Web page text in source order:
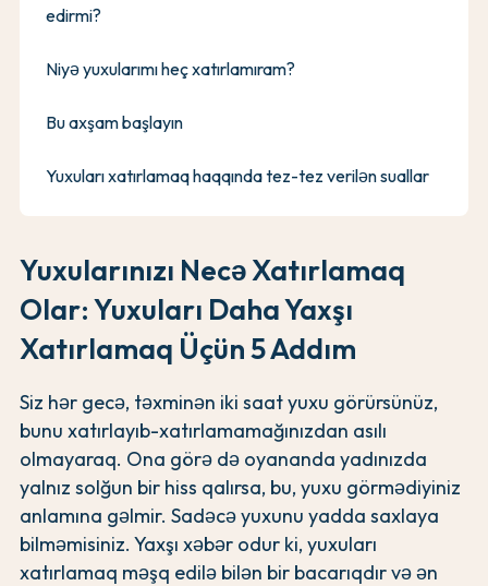
Yuxularınızı Necə Xatırlamaq
Olar: Yuxuları Daha Yaxşı
Xatırlamaq Üçün 5 Addım
Siz hər gecə, təxminən iki saat yuxu görürsünüz,
bunu xatırlayıb-xatırlamamağınızdan asılı
olmayaraq. Ona görə də oyananda yadınızda
yalnız solğun bir hiss qalırsa, bu, yuxu görmədiyiniz
anlamına gəlmir. Sadəcə yuxunu yadda saxlaya
bilməmisiniz. Yaxşı xəbər odur ki, yuxuları
xatırlamaq məşq edilə bilən bir bacarıqdır və ən
edirmi?
Niyə yuxularımı heç xatırlamıram?
Bu axşam başlayın
Yuxuları xatırlamaq haqqında tez-tez verilən suallar